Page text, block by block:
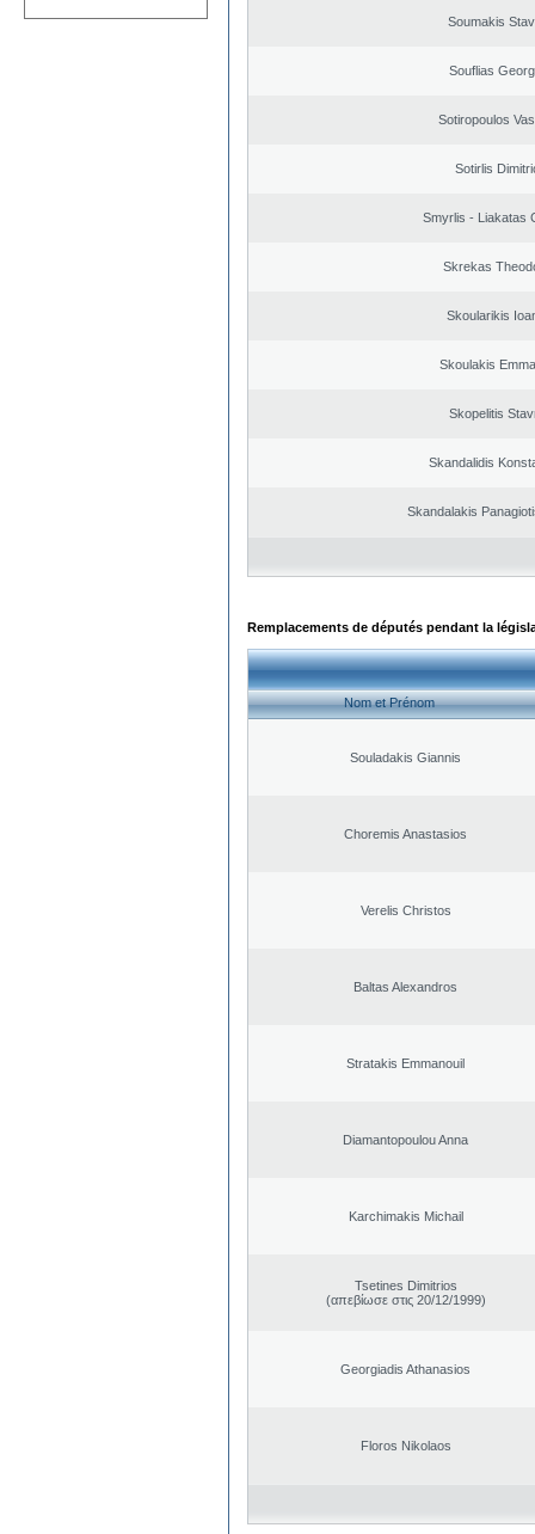
Soumakis
Souflias
Sotiropoulos
Sotirlis
Smyrlis - Liakatas
Skrekas
Skoularikis
Skoulakis
Skopelitis
Skandalidis
Skandalakis
Remplacements de députés pendant la
Nom et Prénom
Souladakis Giannis
Choremis Anastasios
Verelis Christos
Baltas Alexandros
Stratakis Emmanouil
Diamantopoulou Anna
Karchimakis Michail
Tsetines Dimitrios
(απεβίωσε στις 20/12/1999)
Georgiadis Athanasios
Floros Nikolaos